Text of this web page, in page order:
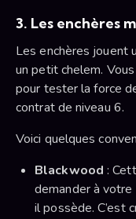
3. Les enchères
Les enchères jouent
un petit chelem.
pour tester la force
contrat de niveau 6.
Voici quelques
Blackwood :
demander à votre
il possède. C’est